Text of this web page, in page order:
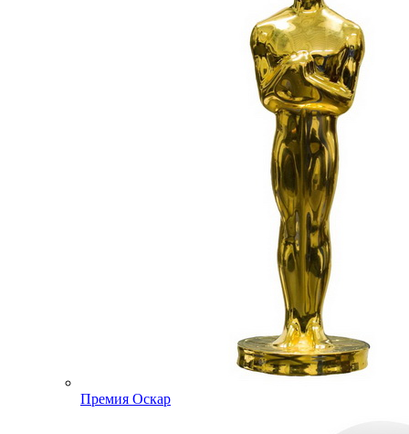
Премия Оскар